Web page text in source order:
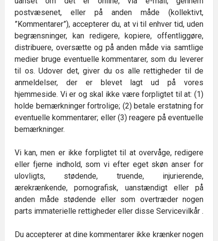
postvæsenet, eller på anden måde (kollektivt,
”Kommentarer”), accepterer du, at vi til enhver tid, uden
begrænsninger, kan redigere, kopiere, offentliggøre,
distribuere, oversætte og på anden måde via samtlige
medier bruge eventuelle kommentarer, som du leverer
til os. Udover det, giver du os alle rettigheder til de
anmeldelser, der er blevet lagt ud på vores
hjemmeside. Vi er og skal ikke være forpligtet til at: (1)
holde bemærkninger fortrolige; (2) betale erstatning for
eventuelle kommentarer; eller (3) reagere på eventuelle
bemærkninger.
Vi kan, men er ikke forpligtet til at overvåge, redigere
eller fjerne indhold, som vi efter eget skøn anser for
ulovligts, stødende, truende, injurierende,
ærekrænkende, pornografisk, uanstændigt eller på
anden måde stødende eller som overtræder nogen
parts immaterielle rettigheder eller disse Servicevilkår .
Du accepterer at dine kommentarer ikke krænker nogen